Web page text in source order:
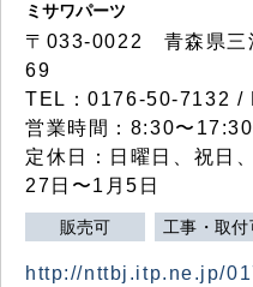
ミサワパーツ
〒033-0022 青森県三
69
TEL：0176-50-7132 /
営業時間：8:30〜17:30
定休日：日曜日、祝日
27日〜1月5日
販売可 工事・取付
http://nttbj.itp.ne.jp/